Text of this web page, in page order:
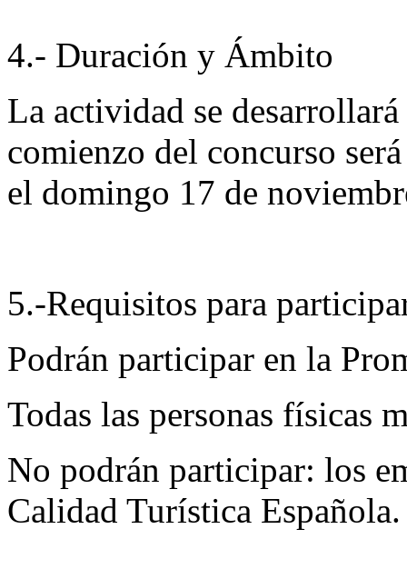
4.- Duración y Ámbito
La actividad se
comienzo del concurso
el domingo 17 de
5.-Requisitos para
Podrán participar en la
Todas las personas físicas
No podrán participar: los
Calidad Turística Española.